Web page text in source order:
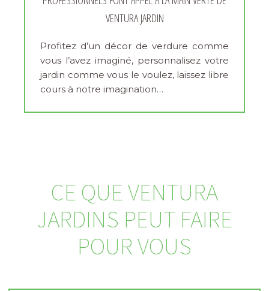
VENTURA JARDIN
Profitez d’un décor de verdure comme
vous l’avez imaginé, personnalisez votre
jardin comme vous le voulez, laissez libre
cours à notre imagination…
CE QUE VENTURA
JARDINS PEUT FAIRE
POUR VOUS